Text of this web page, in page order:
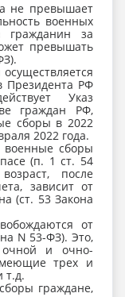
не превышает
военных
гражданин за
превышать
Президента РФ
Указ
граждан РФ,
сборы в 2022
2022 года.
военные сборы
(п. 1 ст. 54
после
зависит от
(ст. 53 Закона
от
N 53-ФЗ). Это,
и очно-
трех и
т.д.
граждане,